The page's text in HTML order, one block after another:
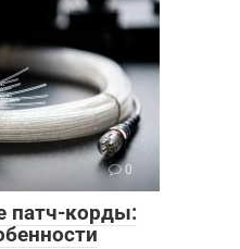
0
патч-корды: